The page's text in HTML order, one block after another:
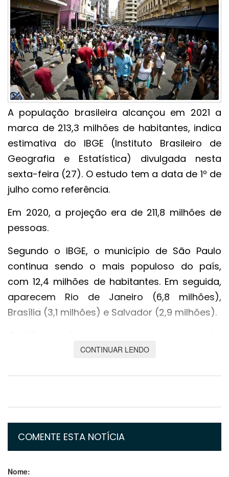
A população brasileira alcançou em 2021 a
marca de 213,3 milhões de habitantes, indica
estimativa do IBGE (Instituto Brasileiro de
Geografia e Estatística) divulgada nesta
sexta-feira (27). O estudo tem a data de 1º de
julho como referência.
Em 2020, a projeção era de 211,8 milhões de
pessoas.
Segundo o IBGE, o município de São Paulo
continua sendo o mais populoso do país,
com 12,4 milhões de habitantes. Em seguida,
aparecem Rio de Janeiro (6,8 milhões),
Brasília (3,1 milhões) e Salvador (2,9 milhões).
superior a 1 milhão de habitantes concentram
O IBGE destaca que, na última década, as
estimativas da população dos municípios
mostraram um "aumento gradativo" na
quantidade de grandes cidades do país. No
Censo de 2010, somente 38 municípios tinham
CONTINUAR LENDO
COMENTE ESTA NOTÍCIA
Nome: